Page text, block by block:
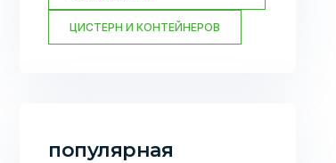
ЦИСТЕРН И КОНТЕЙНЕРОВ
популярная